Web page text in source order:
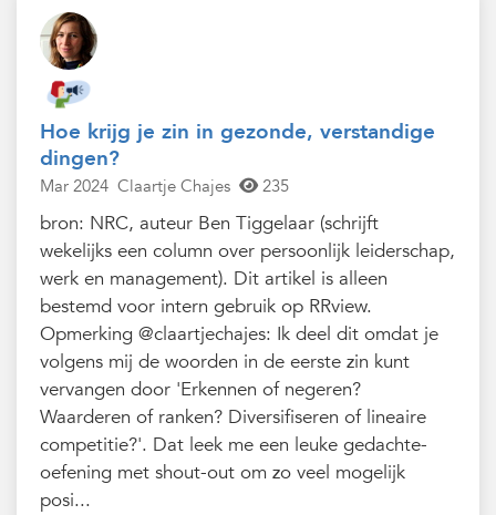
Hoe krijg je zin in gezonde, verstandige
dingen?
Mar 2024 Claartje Chajes 235
bron: NRC, auteur Ben Tiggelaar (schrijft
wekelijks een column over persoonlijk leiderschap,
werk en management). Dit artikel is alleen
bestemd voor intern gebruik op RRview.
Opmerking @claartjechajes: Ik deel dit omdat je
volgens mij de woorden in de eerste zin kunt
vervangen door 'Erkennen of negeren?
Waarderen of ranken? Diversifiseren of lineaire
competitie?'. Dat leek me een leuke gedachte-
oefening met shout-out om zo veel mogelijk
posi...